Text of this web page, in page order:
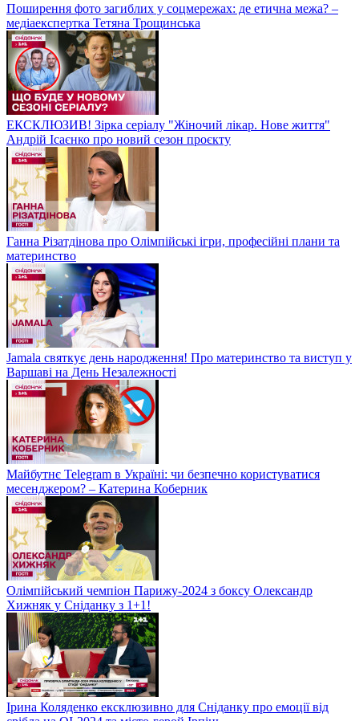
Поширення фото загиблих у соцмережах: де етична межа? –
медіаекспертка Тетяна Трощинська
ЕКСКЛЮЗИВ! Зірка серіалу "Жіночий лікар. Нове життя"
Андрій Ісаєнко про новий сезон проєкту
Ганна Різатдінова про Олімпійські ігри, професійні плани та
материнство
Jamala святкує день народження! Про материнство та виступ у
Варшаві на День Незалежності
Майбутнє Telegram в Україні: чи безпечно користуватися
месенджером? – Катерина Коберник
Олімпійський чемпіон Парижу-2024 з боксу Олександр
Хижняк у Сніданку з 1+1!
Ірина Коляденко ексклюзивно для Сніданку про емоції від